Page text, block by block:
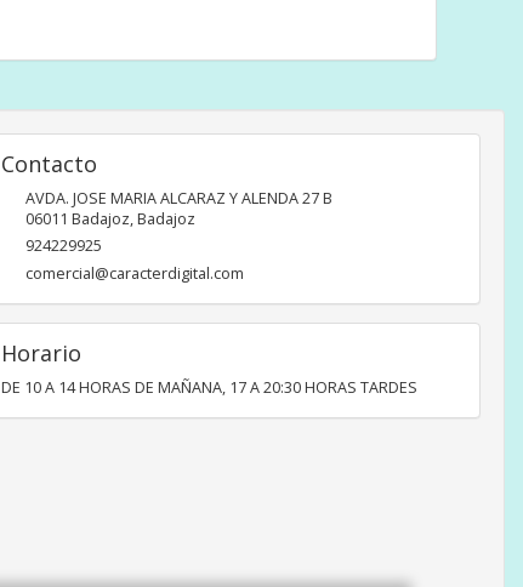
Contacto
AVDA. JOSE MARIA ALCARAZ Y ALENDA 27 B
06011 Badajoz,Badajoz
924229925
comercial@caracterdigital.com
Horario
DE 10 A 14 HORAS DE MAÑANA, 17 A 20:30 HORAS TARDES